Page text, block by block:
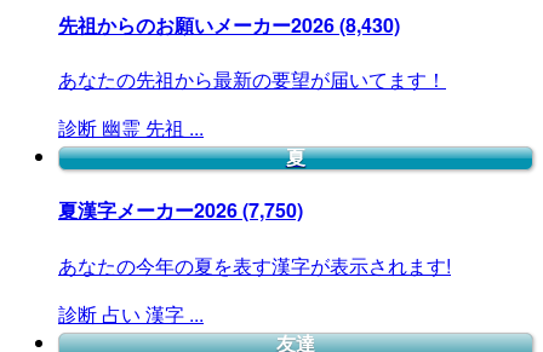
先祖からのお願いメーカー2026(8,430)
あなたの先祖から最新の要望が届いてます！
診断 幽霊 先祖 ...
夏
夏漢字メーカー2026(7,750)
あなたの今年の夏を表す漢字が表示されます!
診断 占い 漢字 ...
友達